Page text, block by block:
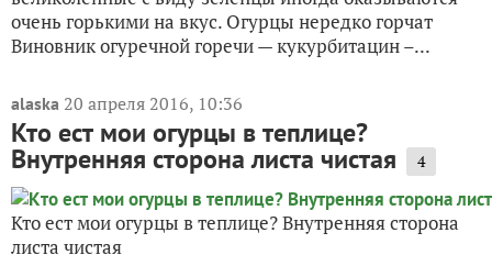
очень горькими на вкус. Огурцы нередко горчат
Виновник огуречной горечи — кукурбитацин –...
alaska 20 апреля 2016, 10:36
Кто ест мои огурцы в теплице?
Внутренняя сторона листа чистая 4
Кто ест мои огурцы в теплице? Внутренняя сторона
листа чистая